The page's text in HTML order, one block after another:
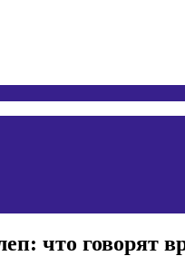
что говорят